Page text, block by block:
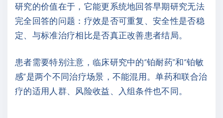
研究的价值在于，它能更系统地回答早期研究无法
完全回答的问题：疗效是否可重复、安全性是否稳
定、与标准治疗相比是否真正改善患者结局。
患者需要特别注意，临床研究中的“铂耐药”和“铂敏
感”是两个不同治疗场景，不能混用。单药和联合治
疗的适用人群、风险收益、入组条件也不同。